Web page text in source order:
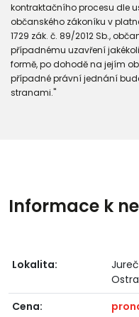
kontraktačního procesu dle
občanského zákoníku v
1729 zák. č. 89/2012 Sb.,
případnému uzavření
formě, po dohodě na jejím
případné právní jednání
stranami."
Informace k
Lokalita:
Cena: